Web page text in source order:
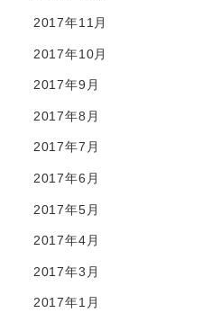
2017年11月
2017年10月
2017年9月
2017年8月
2017年7月
2017年6月
2017年5月
2017年4月
2017年3月
2017年1月